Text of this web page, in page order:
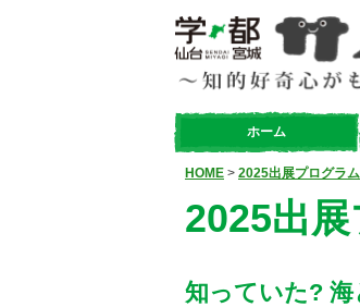
ホーム
HOME > 2025出展プログラム
2025出
知っていた?